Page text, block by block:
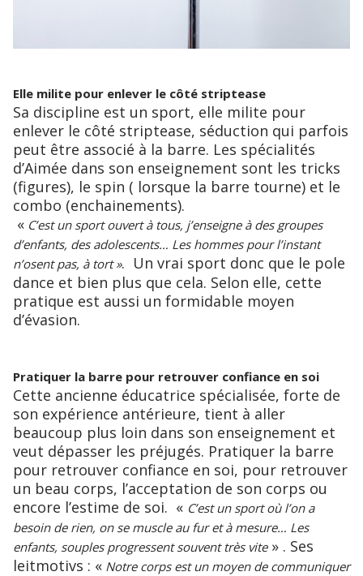
Elle milite pour enlever le côté striptease
Sa discipline est un sport, elle milite pour
enlever le côté striptease, séduction qui parfois
peut être associé à la barre. Les spécialités
d’Aimée dans son enseignement sont les tricks
(figures), le spin ( lorsque la barre tourne) et le
combo (enchainements).
« C’est un sport ouvert à tous, j’enseigne à des groupes
d’enfants, des adolescents… Les hommes pour l’instant
n’osent pas, à tort ». Un vrai sport donc que le pole
dance et bien plus que cela. Selon elle, cette
pratique est aussi un formidable moyen
d’évasion.
Pratiquer la barre pour retrouver confiance en soi
Cette ancienne éducatrice spécialisée, forte de
son expérience antérieure, tient à aller
beaucoup plus loin dans son enseignement et
veut dépasser les préjugés. Pratiquer la barre
pour retrouver confiance en soi, pour retrouver
un beau corps, l’acceptation de son corps ou
encore l’estime de soi. « C’est un sport où l’on a
besoin de rien, on se muscle au fur et à mesure… Les
enfants, souples progressent souvent très vite» . Ses
leitmotivs : « Notre corps est un moyen de communiquer